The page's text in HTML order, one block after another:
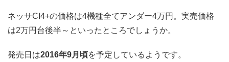
ネッサCI4+の価格は4機種全てアンダー4万円。実売価格
は2万円台後半～といったところでしょうか。
発売日は2016年9月頃を予定しているようです。